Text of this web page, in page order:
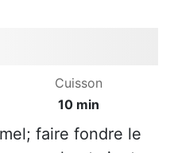
Cuisson
10 min
faire fondre le